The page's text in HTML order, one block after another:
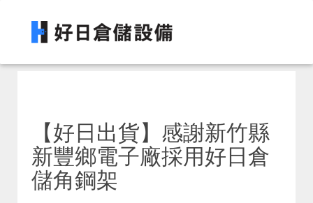
【好日出貨】感謝新竹縣
新豐鄉電子廠採用好日倉
儲角鋼架